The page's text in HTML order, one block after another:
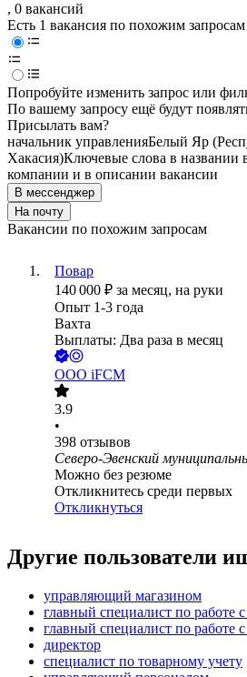
, 0 вакансий
Есть 1 вакансия по похожим запросам
Попробуйте изменить запрос или
По вашему запросу ещё будут
Присылать вам?
начальник управленияБелый Яр
Хакасия)Ключевые слова в названии
компании и в описании вакансии
В мессенджер
На почту
Вакансии по похожим запросам
Повар
140 000 ₽ за месяц, на руки
Опыт 1-3 года
Вахта
Выплаты: Два раза в месяц
ООО iFCM
3.9
•
398 отзывов
Северо-Эвенский
Можно без резюме
Откликнитесь среди первых
Откликнуться
Другие пользователи
управляющий магазином
главный специалист по работе
главный специалист по работе
директор
специалист по товарному учету